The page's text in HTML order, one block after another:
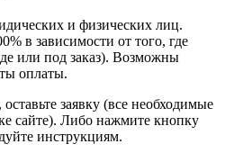
и физических лиц.
в зависимости от того, где
или под заказ). Возможны
оплаты.
заявку (все необходимые
сайте). Либо нажмите кнопку
инструкциям.